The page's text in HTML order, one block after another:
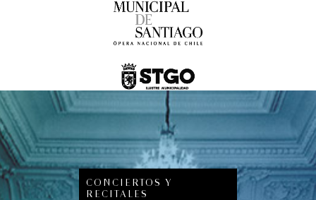
Romeo y Julieta | 2026
Ópera
6:00 pm
27 de agosto de 2026
jueves
CONCIERTOS Y
RECITALES